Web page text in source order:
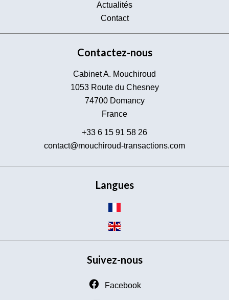
Actualités
Contact
Contactez-nous
Cabinet A. Mouchiroud
1053 Route du Chesney
74700Domancy
France
+33 6 15 91 58 26
contact@mouchiroud-transactions.com
Langues
Suivez-nous
Facebook